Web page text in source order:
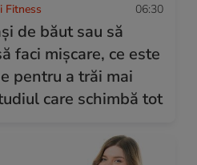
Fitness 06:30
de băut sau să
faci mișcare, ce este
pentru a trăi mai
care schimbă tot